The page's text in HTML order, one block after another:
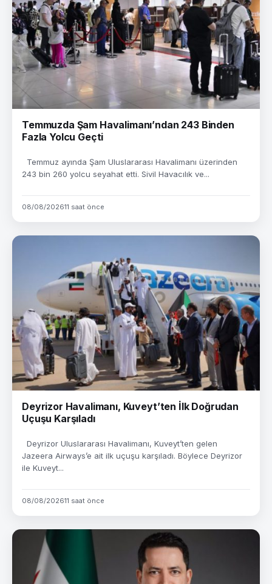
Temmuzda Şam Havalimanı’ndan 243 Binden
Fazla Yolcu Geçti
Temmuz ayında Şam Uluslararası Havalimanı üzerinden
243 bin 260 yolcu seyahat etti. Sivil Havacılık ve...
08/08/202611 saat önce
Deyrizor Havalimanı, Kuveyt’ten İlk Doğrudan
Uçuşu Karşıladı
Deyrizor Uluslararası Havalimanı, Kuveyt’ten gelen
Jazeera Airways’e ait ilk uçuşu karşıladı. Böylece Deyrizor
ile Kuveyt...
08/08/202611 saat önce